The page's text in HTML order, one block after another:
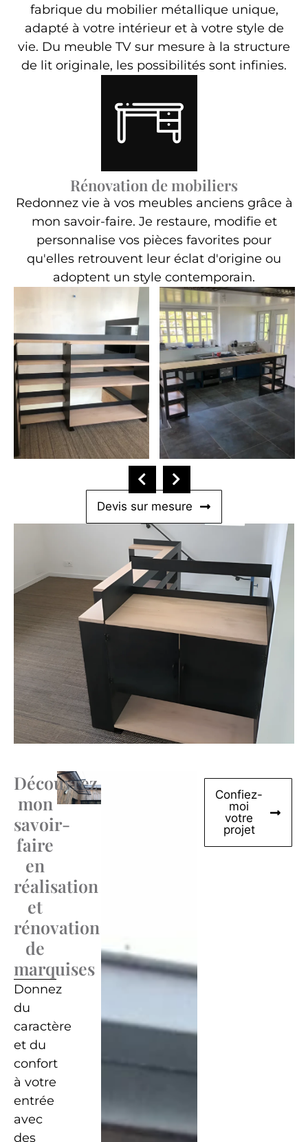
fabrique du mobilier métallique unique,
adapté à votre intérieur et à votre style de
vie. Du meuble TV sur mesure à la structure
de lit originale, les possibilités sont infinies.
Rénovation de mobiliers
Redonnez vie à vos meubles anciens grâce à
mon savoir-faire. Je restaure, modifie et
personnalise vos pièces favorites pour
qu'elles retrouvent leur éclat d'origine ou
adoptent un style contemporain.
Devis sur mesure
Découvrez
mon
savoir-
faire
en
réalisation
et
rénovation
de
marquises
Donnez
du
caractère
et du
confort
à votre
entrée
avec
des
Confiez-
moi
votre
projet